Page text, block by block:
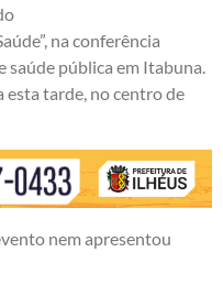
na conferência
saúde pública em Itabuna.
esta tarde, no centro de
nem apresentou